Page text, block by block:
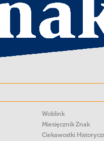
Woblink
Miesięcznik Znak
Ciekawostki